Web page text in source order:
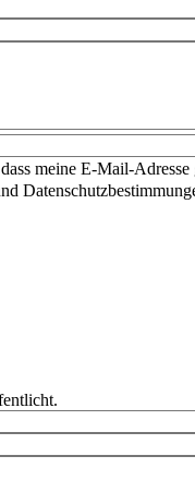
meine E-Mail-